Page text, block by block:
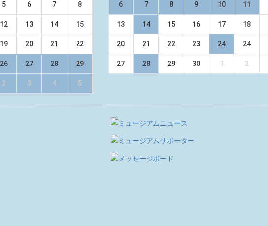
5 6 7 8
12 13 14 15
19 20 21 22
26 27 28 29
2 3 4 5
6 7 8 9 10 11
13 14 15 16 17 18
20 21 22 23 24 24
27 28 29 30 1 2